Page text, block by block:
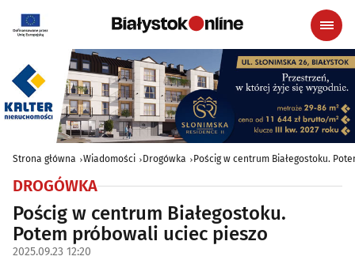
Strona główna Wiadomości Drogówka Pościg w centrum Białegostoku.
DROGÓWKA
Pościg w centrum Białegostoku.
Potem próbowali uciec pieszo
2025.09.23 12:20